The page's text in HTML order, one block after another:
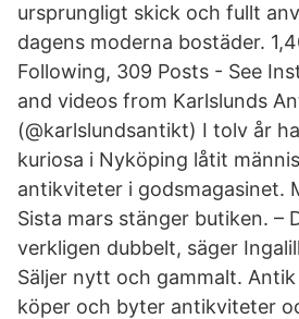
ursprungligt skick och fullt
dagens moderna bostäder.
Following, 309 Posts - See
and videos from Karlslunds
(@karlslundsantikt) I tolv år
kuriosa i Nyköping låtit
antikviteter i godsmagasinet.
Sista mars stänger butiken. –
verkligen dubbelt, säger
Säljer nytt och gammalt.
köper och byter antikviteter